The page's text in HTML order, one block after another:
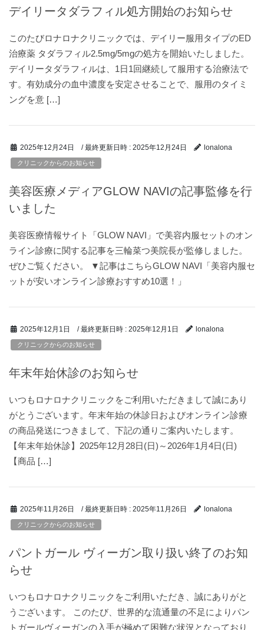
デイリータダラフィル処方開始のお知らせ
このたびロナロナクリニックでは、デイリー服用タイプのED
治療薬 タダラフィル2.5mg/5mgの処方を開始いたしました。
デイリータダラフィルは、1日1回継続して服用する治療法で
す。有効成分の血中濃度を安定させることで、服用のタイミ
ングを意 […]
2025年12月24日 / 最終更新日時 : 2025年12月24日 lonalona
クリニックからのお知らせ
美容医療メディアGLOW NAVIの記事監修を行
いました
美容医療情報サイト「GLOW NAVI」で美容内服セットのオン
ライン診療に関する記事を三輪菜つ美院長が監修しました。
ぜひご覧ください。 ▼記事はこちらGLOW NAVI「美容内服セ
ットが安いオンライン診療おすすめ10選！」
2025年12月1日 / 最終更新日時 : 2025年12月1日 lonalona
クリニックからのお知らせ
年末年始休診のお知らせ
いつもロナロナクリニックをご利用いただきまして誠にあり
がとうございます。年末年始の休診日およびオンライン診療
の商品発送につきまして、下記の通りご案内いたします。
【年末年始休診】2025年12月28日(日)～2026年1月4日(日)
【商品 […]
2025年11月26日 / 最終更新日時 : 2025年11月26日 lonalona
クリニックからのお知らせ
パントガール ヴィーガン取り扱い終了のお知
らせ
いつもロナロナクリニックをご利用いただき、誠にありがと
うございます。 このたび、世界的な流通量の不足によりパン
トガールヴィーガンの入手が極めて困難な状況となっており